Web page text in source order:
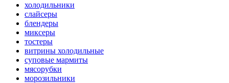
холодильники
слайсеры
блендеры
миксеры
тостеры
витрины холодильные
суповые мармиты
мясорубки
морозильники